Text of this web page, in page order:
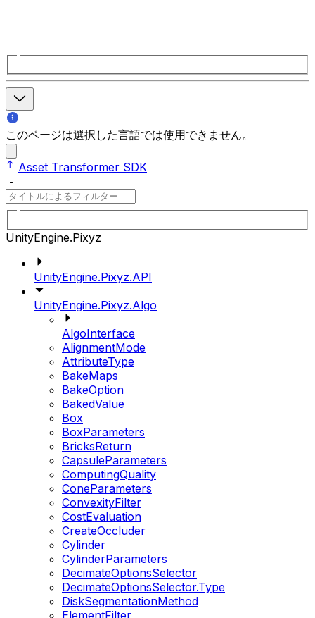
このページは選択した言語では使用できません。
Asset Transformer SDK
UnityEngine.Pixyz
UnityEngine.Pixyz.API
UnityEngine.Pixyz.Algo
AlgoInterface
AlignmentMode
AttributeType
BakeMaps
BakeOption
BakedValue
Box
BoxParameters
BricksReturn
CapsuleParameters
ComputingQuality
ConeParameters
ConvexityFilter
CostEvaluation
CreateOccluder
Cylinder
CylinderParameters
DecimateOptionsSelector
DecimateOptionsSelector.Type
DiskSegmentationMethod
ElementFilter